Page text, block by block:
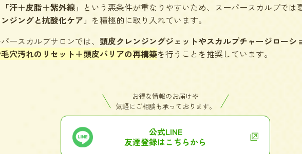
「汗＋皮脂＋紫外線」 という悪条件が重なりやすいため、スーパースカルプでは
ンジングと抗酸化ケア」 を積極的に取り入れています。
ースカルプサロンでは、 頭皮クレンジングジェットやスカルプチャージローシ
穴汚れのリセット＋頭皮バリアの再構築を行うことを推奨しています。
お得な情報のお届けや
気軽にご相談も承っております。
公式LINE
友達登録はこちらから